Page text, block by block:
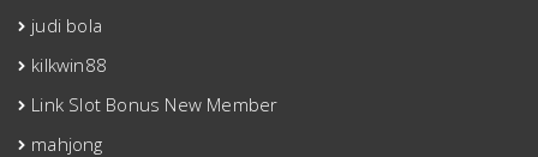
judi bola
kilkwin88
Link Slot Bonus New Member
mahjong